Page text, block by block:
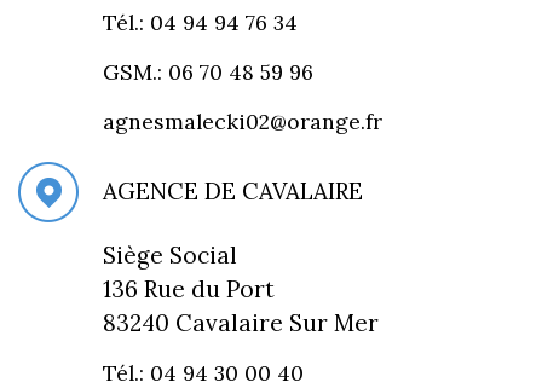
AGENCE DE CAVALAIRE
Siège Social
136 Rue du Port
83240 Cavalaire Sur Mer
Tél.: 04 94 30 00 40
Tél.: 04 94 94 76 34
GSM.: 06 70 48 59 96
agnesmalecki02@orange.fr